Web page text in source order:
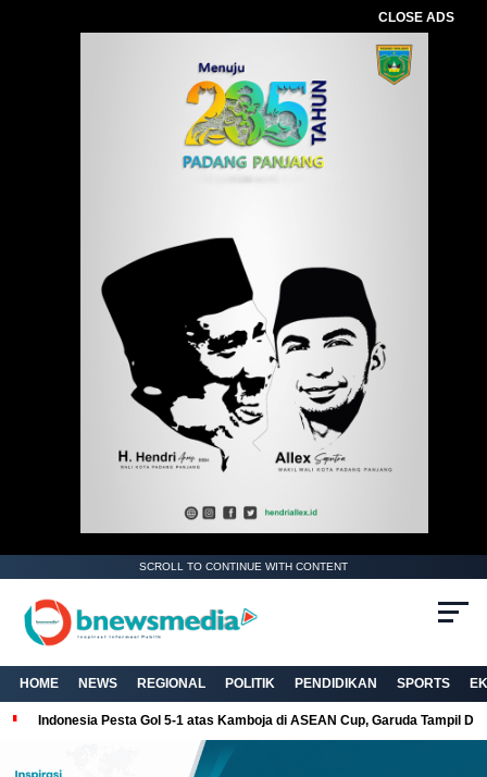
CLOSE ADS
SCROLL TO CONTINUE WITH CONTENT
HOME NEWS REGIONAL POLITIK PENDIDIKAN SPORTS
Indonesia Pesta Gol 5-1 atas Kamboja di ASEAN Cup, Garuda Tampil
. Ukuran gambar 480px x 600px